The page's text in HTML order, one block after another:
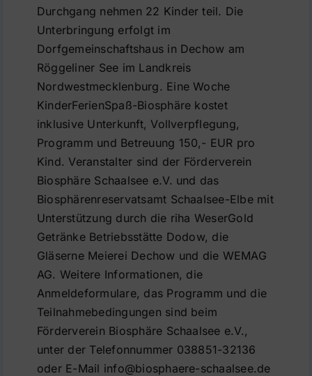
Durchgang nehmen 22 Kinder teil. Die
Unterbringung erfolgt im
Dorfgemeinschaftshaus in Dechow am
Röggeliner See im Landkreis
Nordwestmecklenburg. Eine Woche
KinderFerienSpaß-Biosphäre kostet
inklusive Unterkunft, Vollverpflegung,
Programm und Betreuung 150,- EUR pro
Kind. Veranstalter sind der Förderverein
Biosphäre Schaalsee e.V. und das
Biosphärenreservatsamt Schaalsee-Elbe mit
Unterstützung durch die riha WeserGold
Getränke Betriebsstätte Dodow, die
Gläserne Meierei Dechow und die WEMAG
AG. Weitere Informationen, die
Anmeldeformulare, das Programm und die
Teilnahmebedingungen sind beim
Förderverein Biosphäre Schaalsee e.V.,
unter der Telefonnummer 038851-32136
oder E-Mail info@biosphaere-schaalsee.de